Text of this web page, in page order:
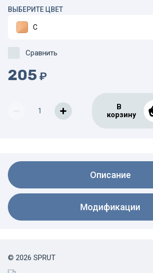
ВЫБЕРИТЕ ЦВЕТ
C
205₽
Сравнить
В
корзину
Описание
Модификации
© 2026 SPRUT